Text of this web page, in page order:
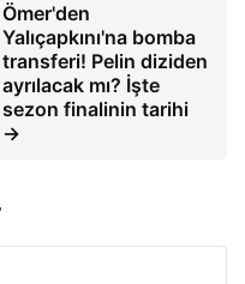
Ömer'den
Yalıçapkını'na bomba
transferi! Pelin diziden
ayrılacak mı? İşte
sezon finalinin tarihi
→